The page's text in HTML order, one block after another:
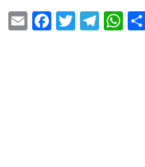
E
F
T
T
W